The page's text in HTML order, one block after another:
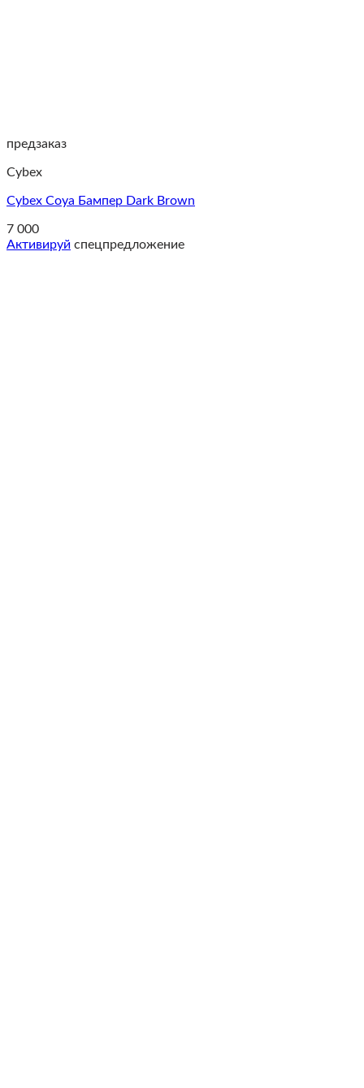
предзаказ
Cybex
Cybex Coya Бампер Dark Brown
7 000
Активируй спецпредложение